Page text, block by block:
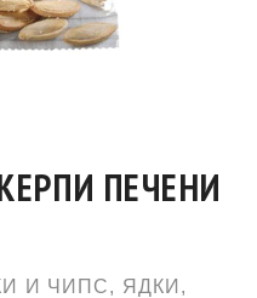
ПЕЧЕНИ
И ЧИПС, ЯДКИ,